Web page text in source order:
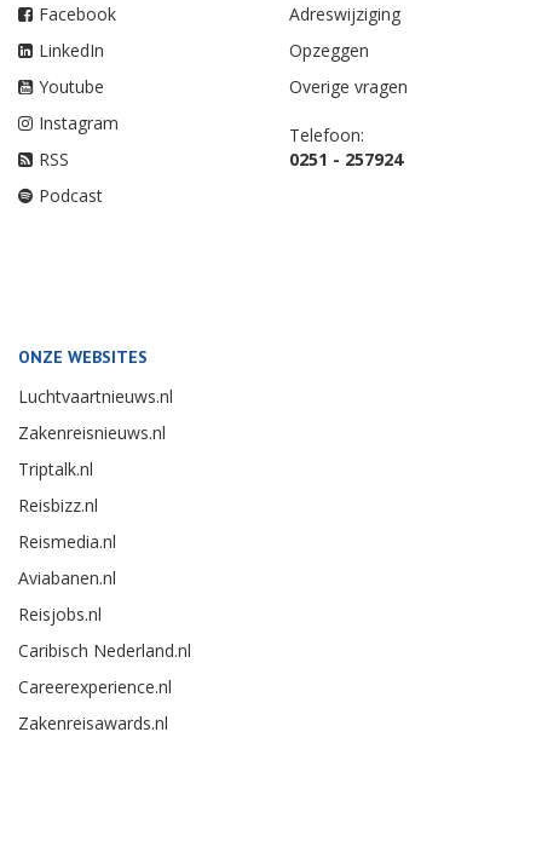
Facebook
LinkedIn
Youtube
Instagram
RSS
Podcast
Adreswijziging
Opzeggen
Overige vragen
Telefoon:
0251 - 257924
ONZE WEBSITES
Luchtvaartnieuws.nl
Zakenreisnieuws.nl
Triptalk.nl
Reisbizz.nl
Reismedia.nl
Aviabanen.nl
Reisjobs.nl
Caribisch Nederland.nl
Careerexperience.nl
Zakenreisawards.nl